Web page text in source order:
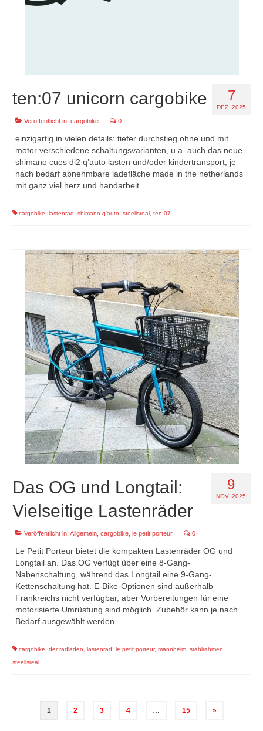
7
DEZ. 2025
ten:07 unicorn cargobike
Veröffentlicht in: cargobike | 0
einzigartig in vielen details: tiefer durchstieg ohne und mit
motor verschiedene schaltungsvarianten, u.a. auch das neue
shimano cues di2 q’auto lasten und/oder kindertransport, je
nach bedarf abnehmbare ladefläche made in the netherlands
mit ganz viel herz und handarbeit
cargobike lastenrad shimano q'auto steelisreal ten:07
9
NOV. 2025
Das OG und Longtail:
Vielseitige Lastenräder
Veröffentlicht in: Allgemein cargobike le petit porteur | 0
Le Petit Porteur bietet die kompakten Lastenräder OG und
Longtail an. Das OG verfügt über eine 8-Gang-
Nabenschaltung, während das Longtail eine 9-Gang-
Kettenschaltung hat. E-Bike-Optionen sind außerhalb
Frankreichs nicht verfügbar, aber Vorbereitungen für eine
motorisierte Umrüstung sind möglich. Zubehör kann je nach
Bedarf ausgewählt werden.
cargobike der radladen lastenrad le petit porteur, mannheim stahlrahmen
steelisreal
Seitennummerierung
1 2 3 4 … 15 »